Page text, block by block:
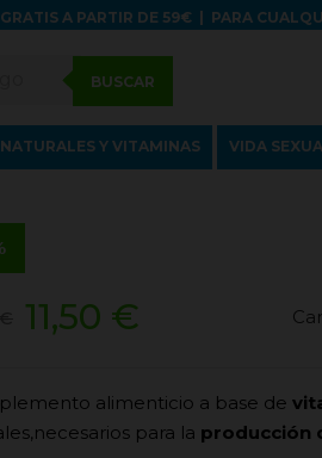
A PARTIR DE 59€| PARA
BUSCAR
NATURALES Y VITAMINAS VIDA
11,50 €
alimenticio a base de
para la producción